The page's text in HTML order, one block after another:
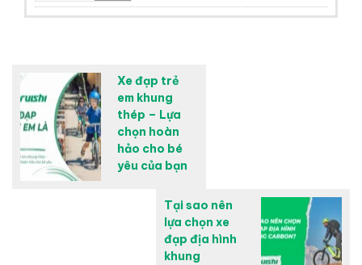
Xe đạp trẻ
em khung
thép – Lựa
chọn hoàn
hảo cho bé
yêu của bạn
Tại sao nên
lựa chọn xe
đạp địa hình
khung